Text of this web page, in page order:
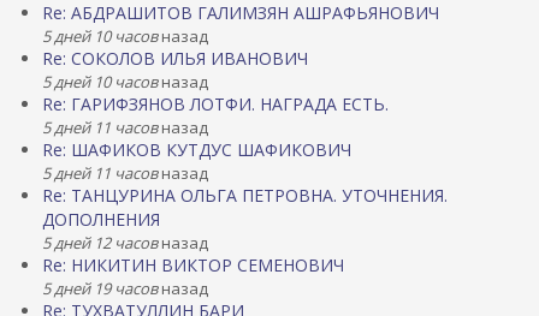
Re: АБДРАШИТОВ ГАЛИМЗЯН АШРАФЬЯНОВИЧ
5 дней 10 часовназад
Re: СОКОЛОВ ИЛЬЯ ИВАНОВИЧ
5 дней 10 часовназад
Re: ГАРИФЗЯНОВ ЛОТФИ. НАГРАДА ЕСТЬ.
5 дней 11 часовназад
Re: ШАФИКОВ КУТДУС ШАФИКОВИЧ
5 дней 11 часовназад
Re: ТАНЦУРИНА ОЛЬГА ПЕТРОВНА. УТОЧНЕНИЯ.
ДОПОЛНЕНИЯ
5 дней 12 часовназад
Re: НИКИТИН ВИКТОР СЕМЕНОВИЧ
5 дней 19 часовназад
Re: ТУХВАТУЛЛИН БАРИ